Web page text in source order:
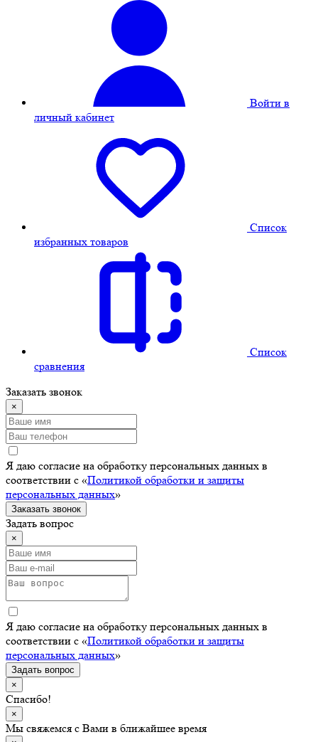
Войти в
личный кабинет
Cписок
избранных товаров
Cписок
сравнения
Заказать звонок
×
Я даю согласие на обработку персональных данных в
соответствии с «Политикой обработки и защиты
персональных данных»
Заказать звонок
Задать вопрос
×
Я даю согласие на обработку персональных данных в
соответствии с «Политикой обработки и защиты
персональных данных»
Задать вопрос
×
Спасибо!
×
Мы свяжемся с Вами в ближайшее время